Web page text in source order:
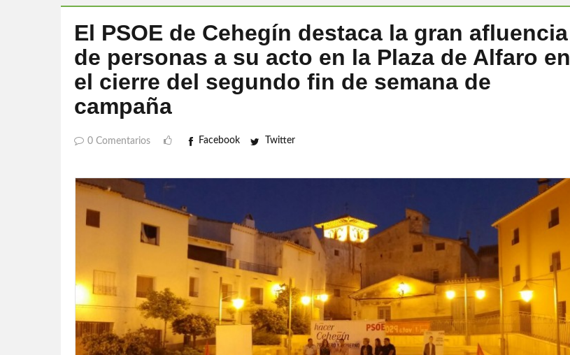
El PSOE de Cehegín destaca la gran afluencia
de personas a su acto en la Plaza de Alfaro en
el cierre del segundo fin de semana de
campaña
0 Comentarios Facebook Twitter